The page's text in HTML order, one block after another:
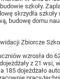
szkoły.
skrzydła
budowę domu
Zbiorcze
wzrosła do
z 21 wsi,
185 dojeżdżało